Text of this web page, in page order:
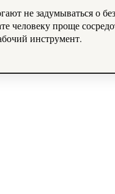
не задумываться о
человеку проще
инструмент.